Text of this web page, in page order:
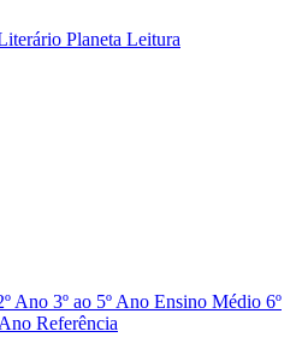
Planeta Leitura
Ano 3º ao 5º Ano Ensino Médio 6º
Referência